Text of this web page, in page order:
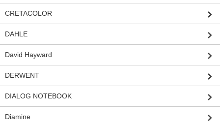
CRETACOLOR
DAHLE
David Hayward
DERWENT
DIALOG NOTEBOOK
Diamine